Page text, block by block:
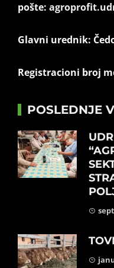
pošte:
Glavni urednik:
Registracioni broj
POSLEDNJE